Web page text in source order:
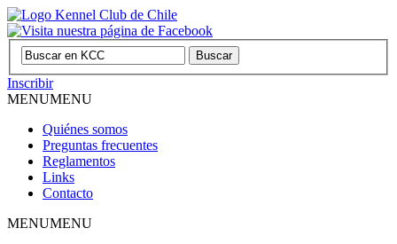
Inscribir
MENUMENU
Quiénes somos
Preguntas frecuentes
Reglamentos
Links
Contacto
MENUMENU